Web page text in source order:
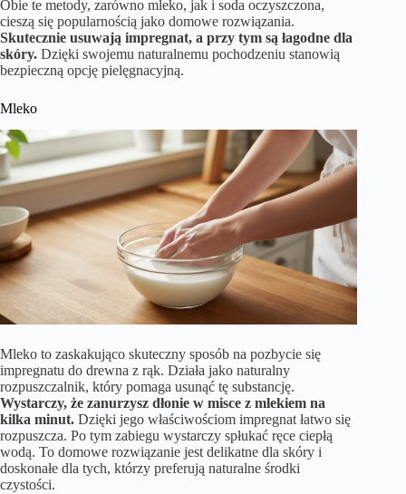
Obie te metody, zarówno mleko, jak i soda oczyszczona,
cieszą się popularnością jako domowe rozwiązania.
Skutecznie usuwają impregnat, a przy tym są łagodne dla
skóry. Dzięki swojemu naturalnemu pochodzeniu stanowią
bezpieczną opcję pielęgnacyjną.
Mleko
Mleko to zaskakująco skuteczny sposób na pozbycie się
impregnatu do drewna z rąk. Działa jako naturalny
rozpuszczalnik, który pomaga usunąć tę substancję.
Wystarczy, że zanurzysz dłonie w misce z mlekiem na
kilka minut. Dzięki jego właściwościom impregnat łatwo się
rozpuszcza. Po tym zabiegu wystarczy spłukać ręce ciepłą
wodą. To domowe rozwiązanie jest delikatne dla skóry i
doskonałe dla tych, którzy preferują naturalne środki
czystości.